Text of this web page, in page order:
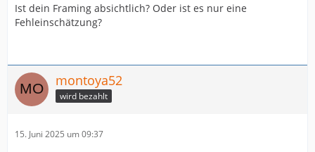
Ist dein Framing absichtlich? Oder ist es nur eine
Fehleinschätzung?
montoya52
wird bezahlt
15. Juni 2025 um 09:37